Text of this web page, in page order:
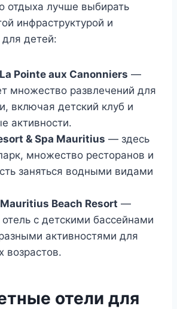
отдыха лучше выбирать
инфраструктурой и
детей:
Pointe aux Canonniers —
множество развлечений для
включая детский клуб и
активности.
& Spa Mauritius — здесь
множество ресторанов и
заняться водными видами
Beach Resort —
с детскими бассейнами
активностями для
возрастов.
отели для